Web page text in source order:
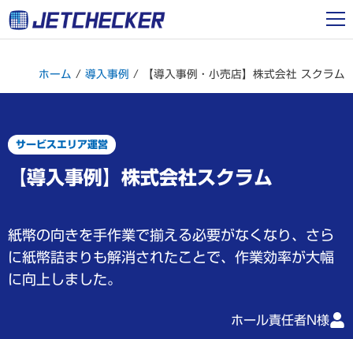
ホーム / 導入事例 / 【導入事例・小売店】株式会社 スクラム
サービスエリア運営
【導入事例】株式会社スクラム
紙幣の向きを手作業で揃える必要がなくなり、さら
に紙幣詰まりも解消されたことで、作業効率が大幅
に向上しました。
ホール責任者N様